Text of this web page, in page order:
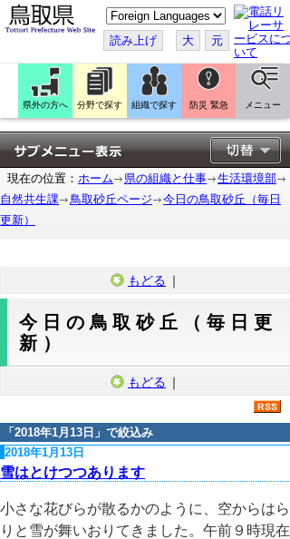
こ
の
ペ
ー
ジ
翻
訳
す
る
読み上げ 大 元
県外の方へ 分野で探す 組織で探す 防災 緊急 メニュー
現在の位置： ホーム 県の組織と仕事
生活環境部
自然共生課
鳥取砂丘ページ
今日の鳥取砂丘（毎日
更新）
もどる ｜
今日の鳥取砂丘（毎日更
新）
もどる ｜
「 2018年1月13日 」で絞込み
2018年1月13日
雪はとけつつあります
小さな花びらが散るかのように、空からはら
りと雪が舞いおりてきました。午前９時現在